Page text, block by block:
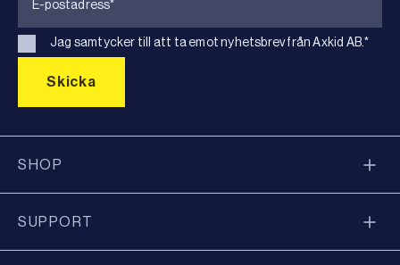
Jag samtycker till att ta emot nyhetsbrev från Axkid AB.*
SHOP
SUPPORT